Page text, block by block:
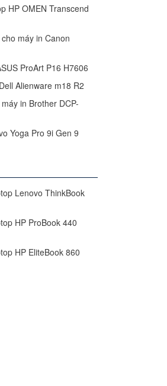
HP OMEN Transcend
máy in Canon
ProArt P16 H7606
Alienware m18 R2
in Brother DCP-
Yoga Pro 9i Gen 9
Lenovo ThinkBook
HP ProBook 440
HP EliteBook 860